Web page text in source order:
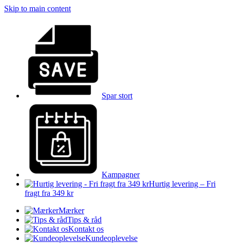
Skip to main content
Spar stort
Kampagner
Hurtig levering – Fri
fragt fra 349 kr
Mærker
Tips & råd
Kontakt os
Kundeoplevelse